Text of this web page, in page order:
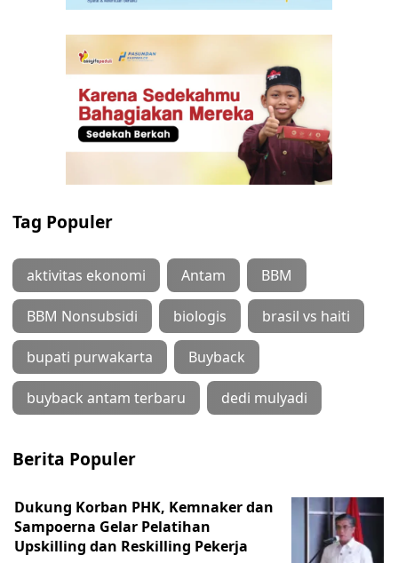
Tag Populer
aktivitas ekonomi Antam BBM
BBM Nonsubsidi biologis brasil vs haiti
bupati purwakarta Buyback
buyback antam terbaru dedi mulyadi
Berita Populer
Dukung Korban PHK, Kemnaker dan
Sampoerna Gelar Pelatihan
Upskilling dan Reskilling Pekerja